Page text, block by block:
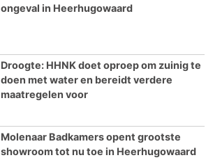
ongeval in Heerhugowaard
Droogte: HHNK doet oproep om zuinig te
doen met water en bereidt verdere
maatregelen voor
Molenaar Badkamers opent grootste
showroom tot nu toe in Heerhugowaard